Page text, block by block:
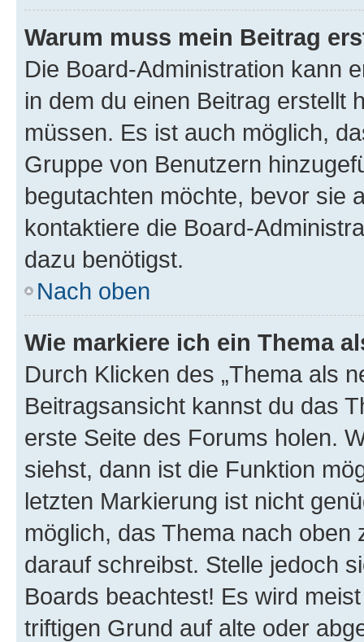
Warum muss mein Beitrag
Die Board-Administration kann
in dem du einen Beitrag erstellt
müssen. Es ist auch möglich,
Gruppe von Benutzern
begutachten möchte, bevor sie
kontaktiere die Board-
dazu benötigst.
Nach oben
Wie markiere ich ein Thema
Durch Klicken des „Thema als
Beitragsansicht kannst du das
erste Seite des Forums holen.
siehst, dann ist die Funktion
letzten Markierung ist nicht
möglich, das Thema nach oben
darauf schreibst. Stelle jedoch
Boards beachtest! Es wird
triftigen Grund auf alte oder